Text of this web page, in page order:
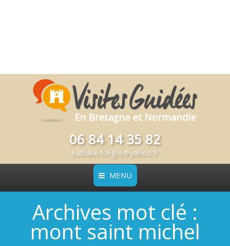
06 84 14 35 82
nathalie.foligne@yahoo.fr
MENU
Archives mot clé :
mont saint michel